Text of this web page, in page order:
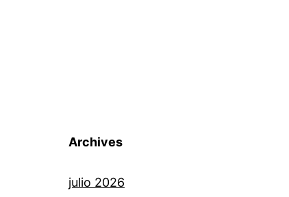
Archives
julio 2026